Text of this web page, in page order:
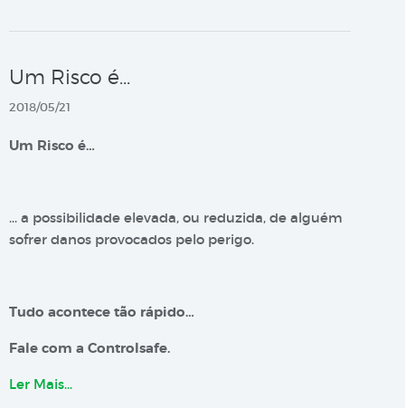
Um Risco é…
2018/05/21
Um Risco é…
… a possibilidade elevada, ou reduzida, de alguém
sofrer danos provocados pelo perigo.
Tudo acontece tão rápido…
Fale com a Controlsafe.
Ler Mais…